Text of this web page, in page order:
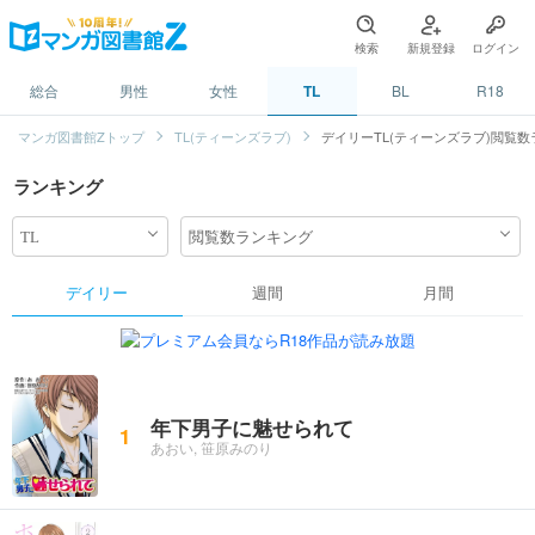
検索 新規登録 ログイン
総合 男性 女性 TL BL R18
マンガ図書館Zトップ TL(ティーンズラブ) デイリーTL(ティーンズラブ)閲覧数
ランキング
デイリー 週間 月間
1 年下男子に魅せられて
あおい, 笹原みのり